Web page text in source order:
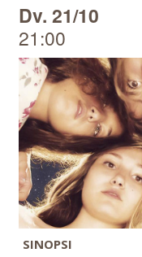
Dv. 21/10
21:00
SINOPSI